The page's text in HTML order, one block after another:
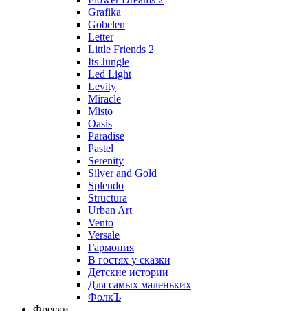
Grafika
Gobelen
Letter
Little Friends 2
Its Jungle
Led Light
Levity
Miracle
Misto
Oasis
Paradise
Pastel
Serenity
Silver and Gold
Splendo
Structura
Urban Art
Vento
Versale
Гармония
В гостях у сказки
Детские истории
Для самых маленьких
ФолкЪ